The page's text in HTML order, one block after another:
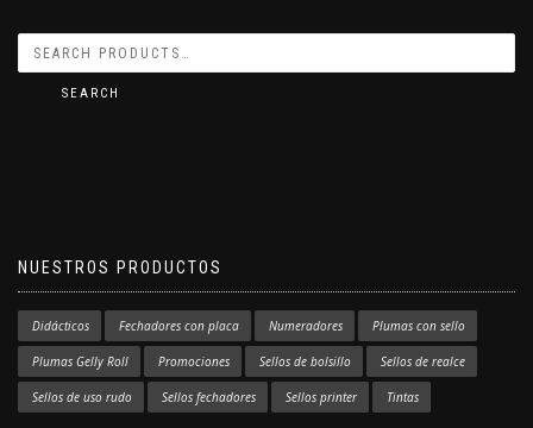
SEARCH
NUESTROS PRODUCTOS
Didácticos Fechadores con placa Numeradores Plumas con sello
Plumas Gelly Roll Promociones Sellos de bolsillo Sellos de realce
Sellos de uso rudo Sellos fechadores Sellos printer Tintas